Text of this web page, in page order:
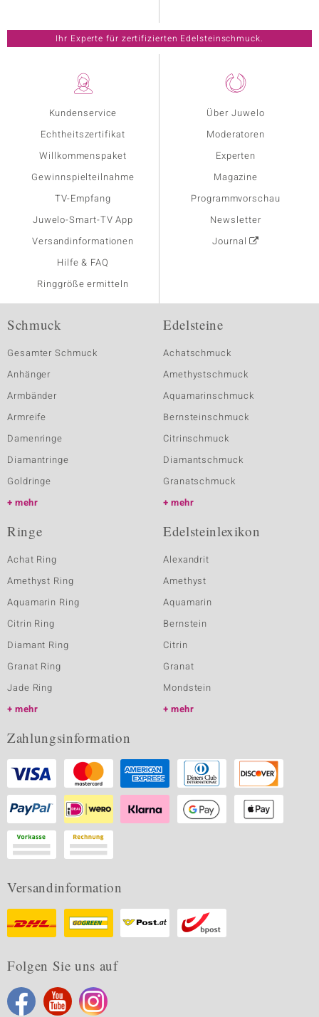
Kundenservice
Echtheitszertifikat
Willkommenspaket
Gewinnspielteilnahme
TV-Empfang
Juwelo-Smart-TV App
Versandinformationen
Hilfe & FAQ
Ringgröße ermitteln
Über Juwelo
Moderatoren
Experten
Magazine
Programmvorschau
Newsletter
Journal
Ihr Experte für zertifizierten Edelsteinschmuck.
Schmuck
Gesamter Schmuck
Anhänger
Armbänder
Armreife
Damenringe
Diamantringe
Goldringe
mehr
Edelsteine
Achatschmuck
Amethystschmuck
Aquamarinschmuck
Bernsteinschmuck
Citrinschmuck
Diamantschmuck
Granatschmuck
mehr
Ringe
Achat Ring
Amethyst Ring
Aquamarin Ring
Citrin Ring
Diamant Ring
Granat Ring
Jade Ring
mehr
Edelsteinlexikon
Alexandrit
Amethyst
Aquamarin
Bernstein
Citrin
Granat
Mondstein
mehr
Zahlungsinformation
Versandinformation
Folgen Sie uns auf